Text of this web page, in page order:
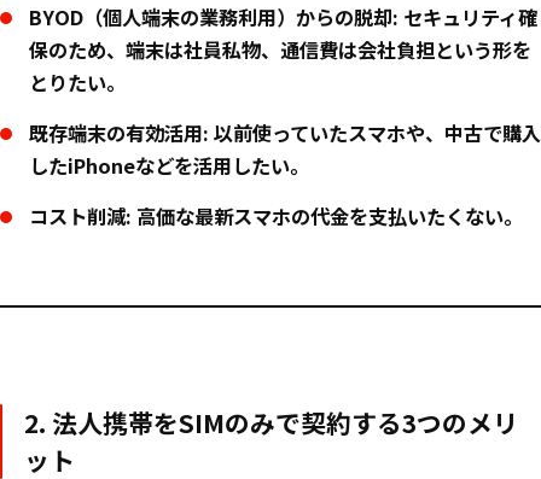
BYOD（個人端末の業務利用）からの脱却: セキュリティ確
保のため、端末は社員私物、通信費は会社負担という形を
とりたい。
既存端末の有効活用: 以前使っていたスマホや、中古で購入
したiPhoneなどを活用したい。
コスト削減: 高価な最新スマホの代金を支払いたくない。
2. 法人携帯をSIMのみで契約する3つのメリ
ット